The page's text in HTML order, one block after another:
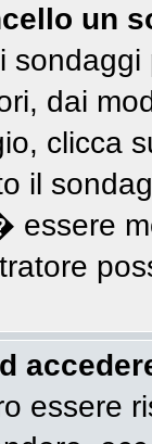
un
dai
clicca
il
essere
essere